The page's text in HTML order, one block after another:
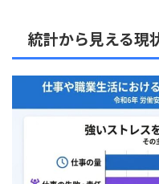
統計から見える現